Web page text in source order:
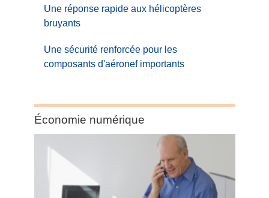
Une réponse rapide aux hélicoptères
bruyants
Une sécurité renforcée pour les
composants d'aéronef importants
Category:
Économie
numérique
Économie numérique